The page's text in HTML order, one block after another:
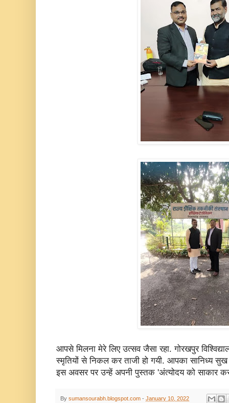
आपसे मिलना मेरे लिए उत्सव जैसा रहा. गोरखपुर
स्मृतियों से निकल कर ताजी हो गयी. आपका सानिध्य
इस अवसर पर उन्हें अपनी पुस्तक 'अंत्योदय को साकार
By sumansourabh.blogspot.com - January 10, 2022